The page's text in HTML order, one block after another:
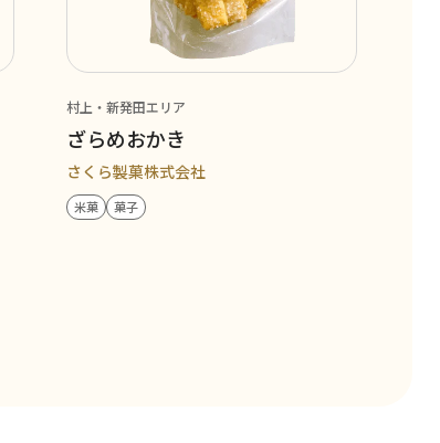
村上・新発田エリア
ざらめおかき
さくら製菓株式会社
米菓 菓子